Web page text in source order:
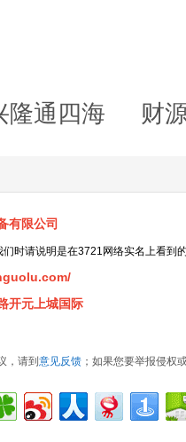
隆通四海 财
有限公司
时请说明是在3721网络实名上看到
开元上城国际
，请到 意见反馈 ；如果您要举报侵权